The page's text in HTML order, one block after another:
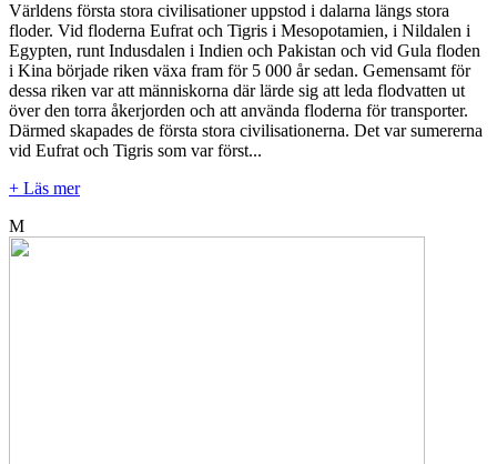
Världens första stora civilisationer uppstod i dalarna längs stora
floder. Vid floderna Eufrat och Tigris i Mesopotamien, i Nildalen i
Egypten, runt Indusdalen i Indien och Pakistan och vid Gula floden
i Kina började riken växa fram för 5 000 år sedan. Gemensamt för
dessa riken var att människorna där lärde sig att leda flodvatten ut
över den torra åkerjorden och att använda floderna för transporter.
Därmed skapades de första stora civilisationerna. Det var sumererna
vid Eufrat och Tigris som var först...
+ Läs mer
M